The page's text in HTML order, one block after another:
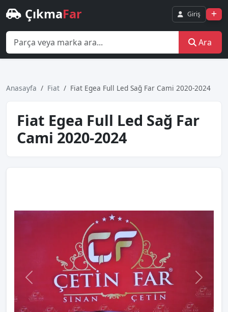
ÇıkmaFar Giriş
Ara
Anasayfa Fiat Fi̇at Egea Full Led Sağ Far Cami 2020-2024
Fi̇at Egea Full Led Sağ Far
Cami 2020-2024